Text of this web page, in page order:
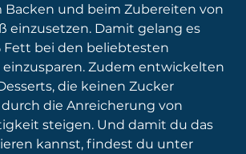
und beim Zubereiten von
einzusetzen. Damit gelang es
Fett bei den beliebtesten
Zudem entwickelten
die keinen Zucker
die Anreicherung von
steigen. Und damit du das
kannst, findest du unter